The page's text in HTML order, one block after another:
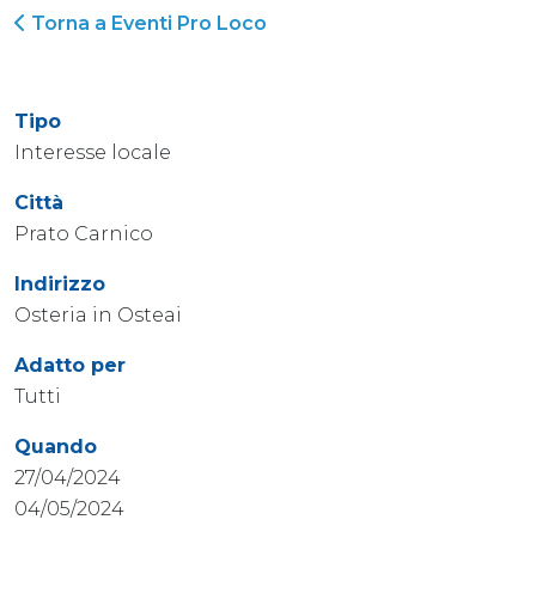
Torna a Eventi Pro Loco
Tipo
Interesse locale
Città
Prato Carnico
Indirizzo
Osteria in Osteai
Adatto per
Tutti
Quando
27/04/2024
04/05/2024